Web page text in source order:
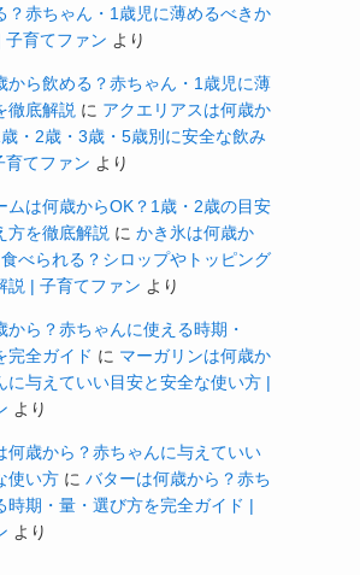
？赤ちゃん・1歳児に薄めるべきか
子育てファン より
から飲める？赤ちゃん・1歳児に薄
徹底解説 に アクエリアスは何歳か
・2歳・3歳・5歳別に安全な飲み
育てファン より
ムは何歳からOK？1歳・2歳の目安
方を徹底解説 に かき氷は何歳か
べられる？シロップやトッピング
説 | 子育てファン より
から？赤ちゃんに使える時期・
完全ガイド に マーガリンは何歳か
に与えていい目安と安全な使い方 |
より
何歳から？赤ちゃんに与えていい
使い方 に バターは何歳から？赤ち
時期・量・選び方を完全ガイド |
より